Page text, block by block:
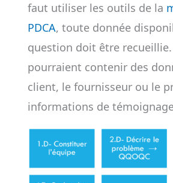
faut utiliser les outils de la
PDCA, toute donnée
question doit être recueillie.
pourraient contenir des
client, le fournisseur ou le
informations de